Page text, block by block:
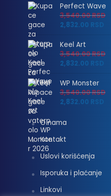
Perfect Wave
3,540.00RSD
2,832.00 RSD
Keel Art
3,540.00RSD
2,832.00 RSD
WP Monster
3,540.00RSD
2,832.00 RSD
O nama
Kontakt
Uslovi korišćenja
Isporuka i plaćanje
Linkovi